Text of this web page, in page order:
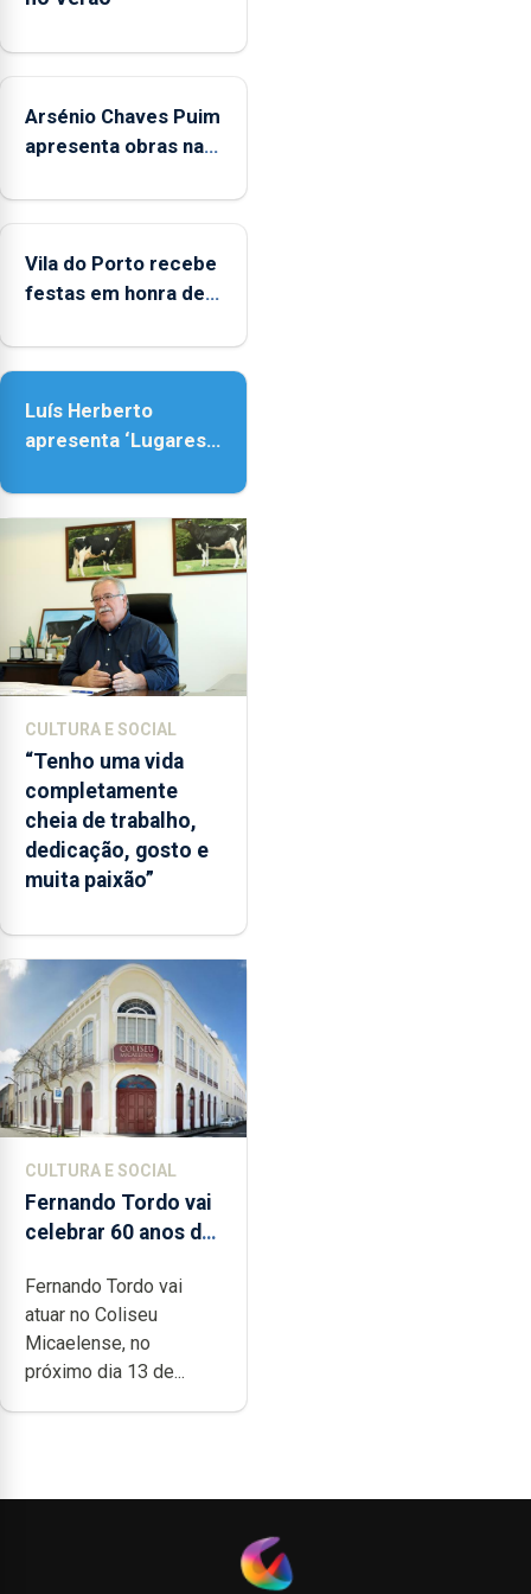
aos
durante
o
de
entre
as
e
as
18h00.
Arsénio Chaves Puim
apresenta obras na
Porto
Vila do Porto recebe
festas em honra de
Assunção
Luís Herberto
apresenta ‘Lugares
CULTURA E SOCIAL
“Tenho uma vida
completamente
cheia de trabalho,
dedicação, gosto e
muita paixão”
CULTURA E SOCIAL
Fernando Tordo vai
celebrar 60 anos de
Micaelense
Fernando Tordo vai
atuar no Coliseu
Micaelense, no
próximo dia 13 de...